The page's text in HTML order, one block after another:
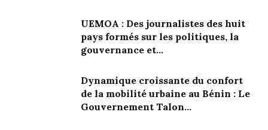
UEMOA : Des journalistes des huit
pays formés sur les politiques, la
gouvernance et...
Dynamique croissante du confort
de la mobilité urbaine au Bénin : Le
Gouvernement Talon...